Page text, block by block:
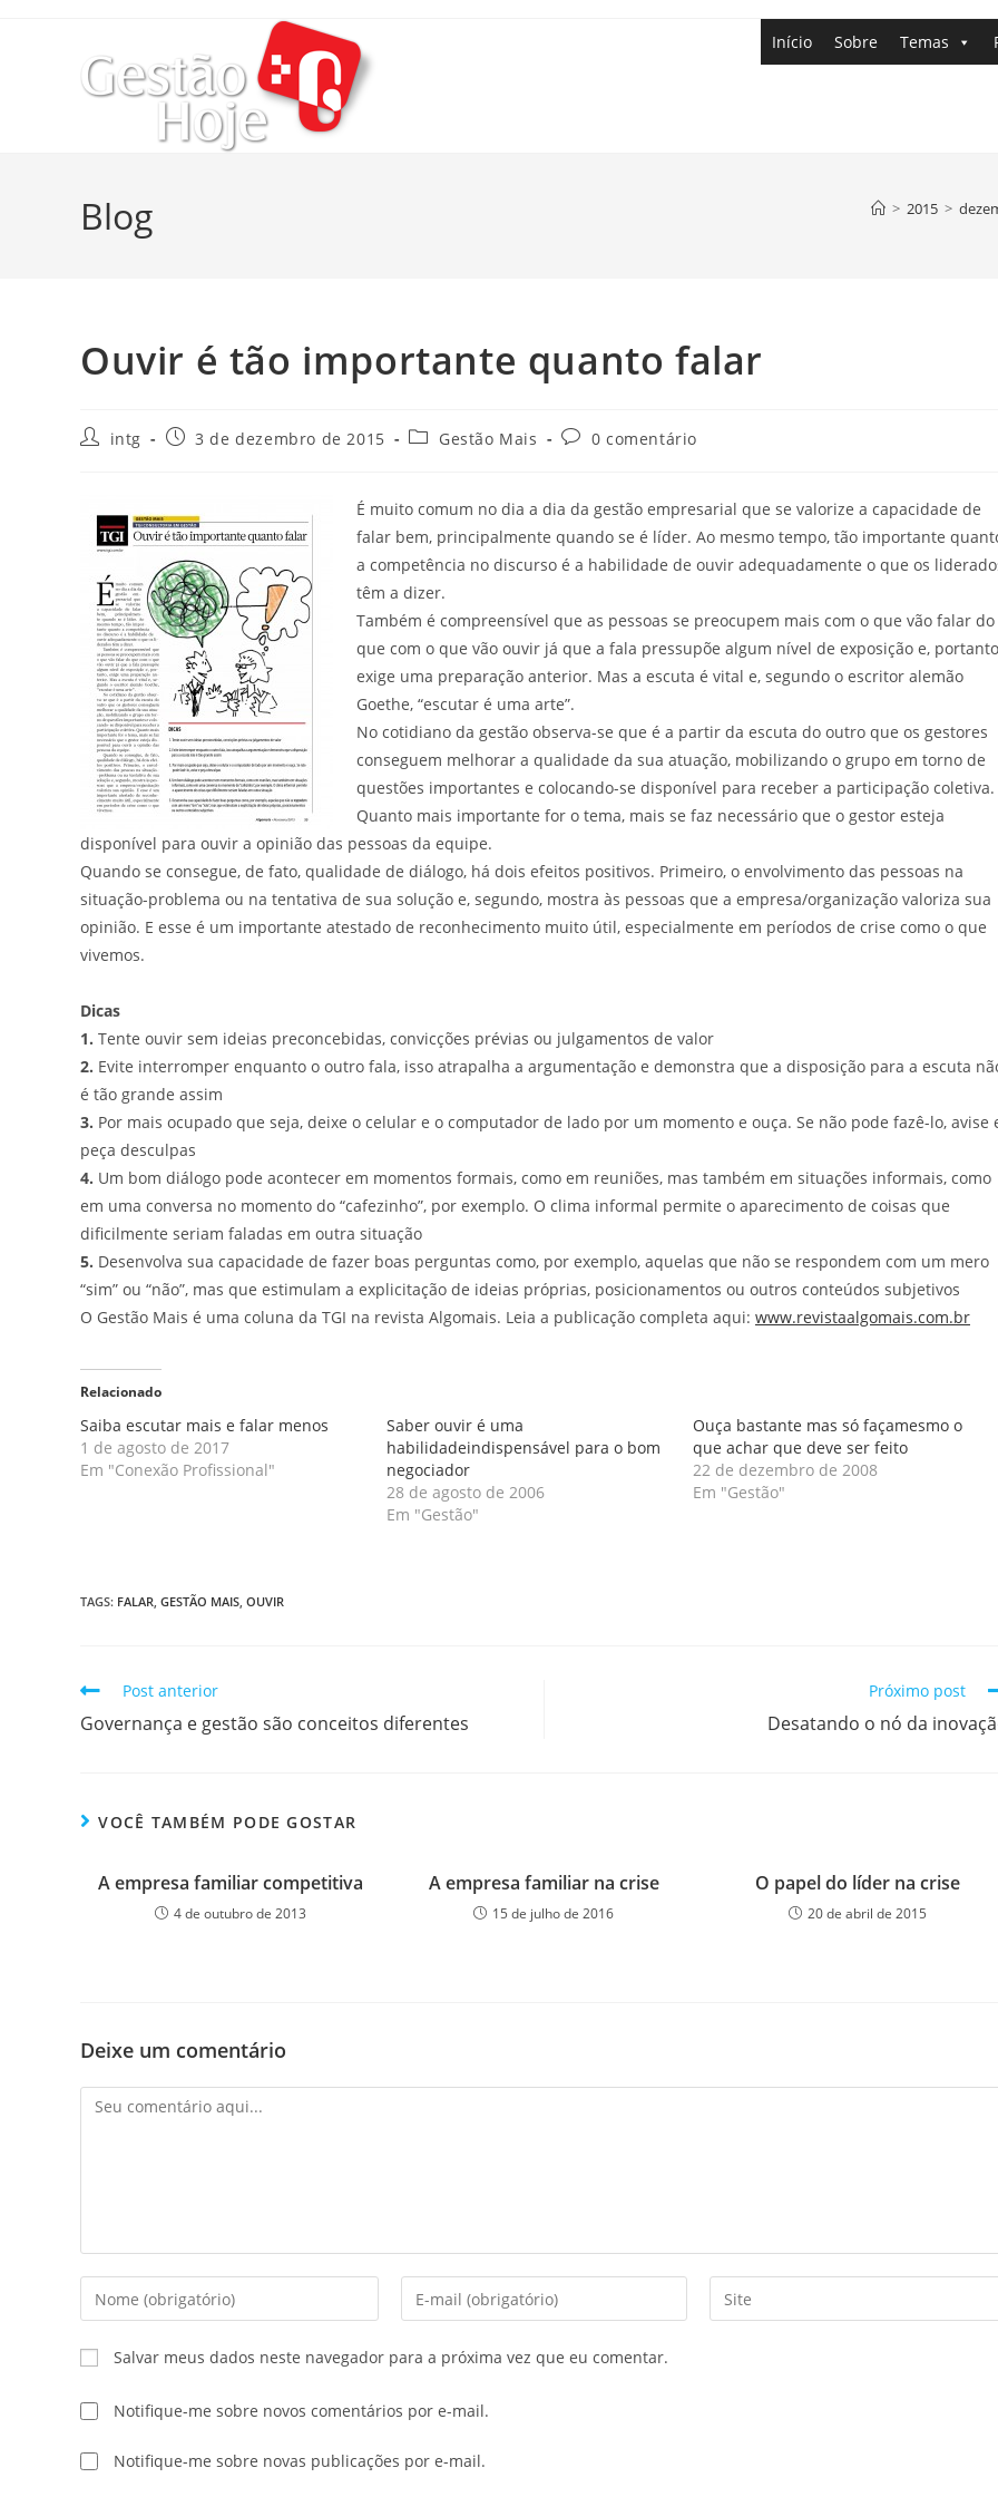
Início Sobre Temas
Blog > 2015 >
Ouvir é tão importante quanto falar
intg 3 de dezembro de 2015 Gestão Mais 0 comentário
É muito comum no dia a dia da gestão empresarial que se valorize a capacidade de
falar bem, principalmente quando se é líder. Ao mesmo tempo, tão importante
a competência no discurso é a habilidade de ouvir adequadamente o que os
têm a dizer.
Também é compreensível que as pessoas se preocupem mais com o que vão falar do
que com o que vão ouvir já que a fala pressupõe algum nível de exposição e,
exige uma preparação anterior. Mas a escuta é vital e, segundo o escritor alemão
Goethe, “escutar é uma arte”.
No cotidiano da gestão observa-se que é a partir da escuta do outro que os gestores
conseguem melhorar a qualidade da sua atuação, mobilizando o grupo em torno de
questões importantes e colocando-se disponível para receber a participação coletiva.
Quanto mais importante for o tema, mais se faz necessário que o gestor esteja
disponível para ouvir a opinião das pessoas da equipe.
Quando se consegue, de fato, qualidade de diálogo, há dois efeitos positivos. Primeiro, o envolvimento das pessoas na
situação-problema ou na tentativa de sua solução e, segundo, mostra às pessoas que a empresa/organização valoriza sua
opinião. E esse é um importante atestado de reconhecimento muito útil, especialmente em períodos de crise como o que
vivemos.
Dicas
1. Tente ouvir sem ideias preconcebidas, convicções prévias ou julgamentos de valor
2. Evite interromper enquanto o outro fala, isso atrapalha a argumentação e demonstra que a disposição para a escuta
é tão grande assim
3. Por mais ocupado que seja, deixe o celular e o computador de lado por um momento e ouça. Se não pode fazê-lo, avise
peça desculpas
4. Um bom diálogo pode acontecer em momentos formais, como em reuniões, mas também em situações informais, como
em uma conversa no momento do “cafezinho”, por exemplo. O clima informal permite o aparecimento de coisas que
dificilmente seriam faladas em outra situação
5. Desenvolva sua capacidade de fazer boas perguntas como, por exemplo, aquelas que não se respondem com um mero
“sim” ou “não”, mas que estimulam a explicitação de ideias próprias, posicionamentos ou outros conteúdos subjetivos
O Gestão Mais é uma coluna da TGI na revista Algomais. Leia a publicação completa aqui: www.revistaalgomais.com.br
Relacionado
Saiba escutar mais e falar menos
1 de agosto de 2017
Em "Conexão Profissional"
Saber ouvir é uma
habilidadeindispensável para o bom
negociador
28 de agosto de 2006
Em "Gestão"
Ouça bastante mas só façamesmo o
que achar que deve ser feito
22 de dezembro de 2008
Em "Gestão"
TAGS: FALAR, GESTÃO MAIS, OUVIR
Post anterior
Governança e gestão são conceitos diferentes
Próximo post
Desatando o nó da
VOCÊ TAMBÉM PODE GOSTAR
A empresa familiar competitiva
4 de outubro de 2013
A empresa familiar na crise
15 de julho de 2016
O papel do líder na crise
20 de abril de 2015
Deixe um comentário
Salvar meus dados neste navegador para a próxima vez que eu comentar.
Notifique-me sobre novos comentários por e-mail.
Notifique-me sobre novas publicações por e-mail.